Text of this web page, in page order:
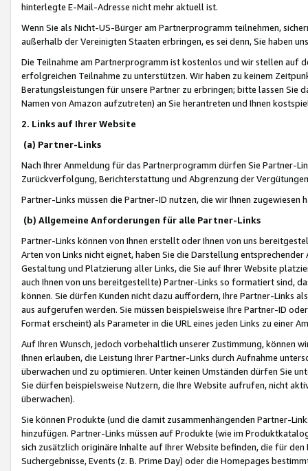
hinterlegte E-Mail-Adresse nicht mehr aktuell ist.
Wenn Sie als Nicht-US-Bürger am Partnerprogramm teilnehmen,
außerhalb der Vereinigten Staaten erbringen, es sei denn, Sie haben
Die Teilnahme am Partnerprogramm ist kostenlos und wir stellen auf
erfolgreichen Teilnahme zu unterstützen. Wir haben zu keinem
Beratungsleistungen für unsere Partner zu erbringen; bitte lassen Sie
Namen von Amazon aufzutreten) an Sie herantreten und Ihnen
2. Links auf Ihrer Website
(a) Partner-Links
Nach Ihrer Anmeldung für das Partnerprogramm dürfen Sie Partner-
Zurückverfolgung, Berichterstattung und Abgrenzung der
Partner-Links müssen die Partner-ID nutzen, die wir Ihnen zugewiesen
(b) Allgemeine Anforderungen für alle Partner-Links
Partner-Links können von Ihnen erstellt oder Ihnen von uns
Arten von Links nicht eignet, haben Sie die Darstellung
Gestaltung und Platzierung aller Links, die Sie auf Ihrer Website
auch Ihnen von uns bereitgestellte) Partner-Links so formatiert sind,
können. Sie dürfen Kunden nicht dazu auffordern, Ihre Partner-Links
aus aufgerufen werden. Sie müssen beispielsweise Ihre Partner-ID
Format erscheint) als Parameter in die URL eines jeden Links zu einer
Auf Ihren Wunsch, jedoch vorbehaltlich unserer Zustimmung, können
Ihnen erlauben, die Leistung Ihrer Partner-Links durch Aufnahme
überwachen und zu optimieren. Unter keinen Umständen dürfen Sie
Sie dürfen beispielsweise Nutzern, die Ihre Website aufrufen, nicht
überwachen).
Sie können Produkte (und die damit zusammenhängenden Partner-
hinzufügen. Partner-Links müssen auf Produkte (wie im
sich zusätzlich originäre Inhalte auf Ihrer Website befinden, die für
Suchergebnisse, Events (z. B. Prime Day) oder die Homepages